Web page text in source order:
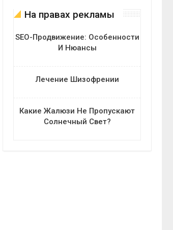
На правах рекламы
SEO-Продвижение: Особенности
И Нюансы
Лечение Шизофрении
Какие Жалюзи Не Пропускают
Солнечный Свет?